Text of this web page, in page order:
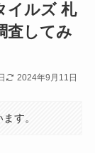
イルズ 札
査してみ
2024年9月11日
す。